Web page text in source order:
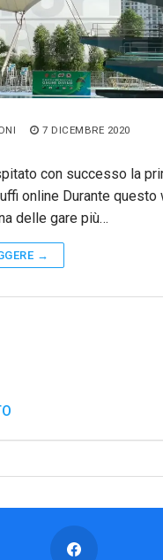
7 DICEMBRE 2020
con successo la
online Durante questo
delle gare più…
→